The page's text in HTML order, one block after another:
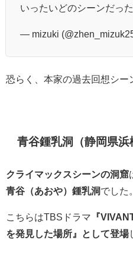
いったいどのシーンだっ
— mizuki
恐らく、本家の過去回想シー
青谷鍾乳洞（静岡県浜
クライマックスシーンの洞窟
青谷（あおや）鍾乳洞でした。
こちらはTBSドラマ 『
を発見した場所』として登場